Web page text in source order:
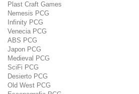
Plast Craft Games
Nemesis PCG
Infinity PCG
Venecia PCG
ABS PCG
Japon PCG
Medieval PCG
SciFi PCG
Desierto PCG
Old West PCG